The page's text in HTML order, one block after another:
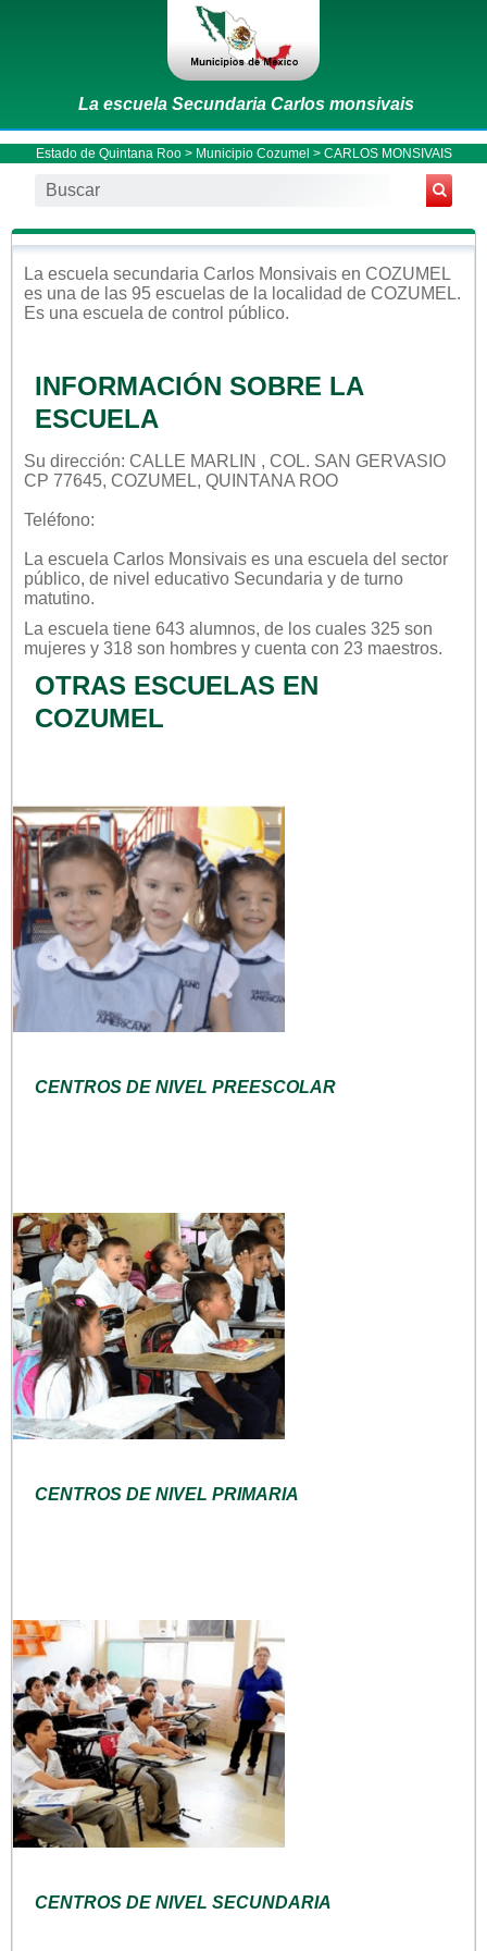
La escuela Secundaria Carlos monsivais
Estado de Quintana Roo> Municipio Cozumel > CARLOS MONSIVAIS
La escuela secundaria Carlos Monsivais en COZUMEL
es una de las 95 escuelas de la localidad de COZUMEL.
Es una escuela de control público.
INFORMACIÓN SOBRE LA
ESCUELA
Su dirección: CALLE MARLIN , COL. SAN GERVASIO
CP 77645, COZUMEL, QUINTANA ROO
Teléfono:
La escuela Carlos Monsivais es una escuela del sector
público, de nivel educativo Secundaria y de turno
matutino.
La escuela tiene 643 alumnos, de los cuales 325 son
mujeres y 318 son hombres y cuenta con 23 maestros.
OTRAS ESCUELAS EN
COZUMEL
CENTROS DE NIVEL PREESCOLAR
CENTROS DE NIVEL PRIMARIA
CENTROS DE NIVEL SECUNDARIA